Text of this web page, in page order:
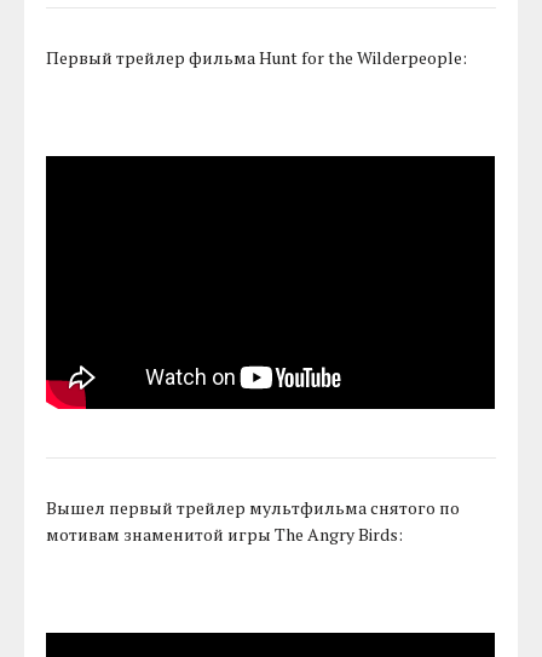
Первый трейлер фильма Hunt for the Wilderpeople:
Вышел первый трейлер мультфильма снятого по
мотивам знаменитой игры The Angry Birds: